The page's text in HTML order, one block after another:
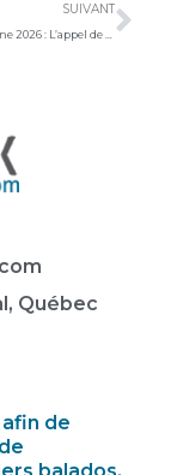
SUIVANT
Québec
de
balados,